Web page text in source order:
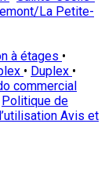
La Petite-
à étages •
• Duplex •
commercial
Politique de
Avis et